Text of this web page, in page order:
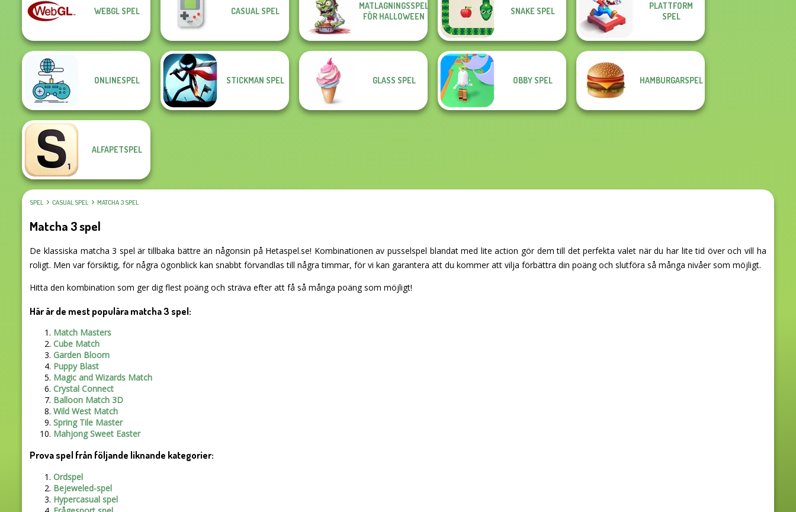
WEBGL SPEL CASUAL SPEL
MATLAGNINGSSPEL
FÖR HALLOWEEN
SNAKE SPEL
PLATTFORM
SPEL
ONLINESPEL STICKMAN SPEL GLASS SPEL OBBY SPEL HAMBURGARSPEL
ALFAPETSPEL
SPEL CASUAL SPEL MATCHA 3 SPEL
Matcha 3 spel
De klassiska matcha 3 spel är tillbaka bättre än någonsin på Hetaspel.se! Kombinationen av pusselspel blandat med lite action gör dem till det perfekta valet när du har lite tid över och vill ha
roligt. Men var försiktig, för några ögonblick kan snabbt förvandlas till några timmar, för vi kan garantera att du kommer att vilja förbättra din poäng och slutföra så många nivåer som möjligt.
Hitta den kombination som ger dig flest poäng och sträva efter att få så många poäng som möjligt!
Här är de mest populära matcha 3 spel:
Match Masters
Cube Match
Garden Bloom
Puppy Blast
Magic and Wizards Match
Crystal Connect
Balloon Match 3D
Wild West Match
Spring Tile Master
Mahjong Sweet Easter
Prova spel från följande liknande kategorier:
Ordspel
Bejeweled-spel
Hypercasual spel